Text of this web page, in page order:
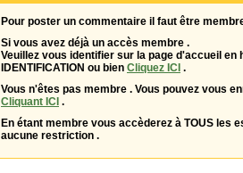
Pour poster un commentaire il faut être
Si vous avez déjà un accès membre .
Veuillez vous identifier sur la page d'accueil en
IDENTIFICATION ou bien Cliquez ICI .
Vous n'êtes pas membre . Vous pouvez vous
Cliquant ICI .
En étant membre vous accèderez à TOUS les
aucune restriction .